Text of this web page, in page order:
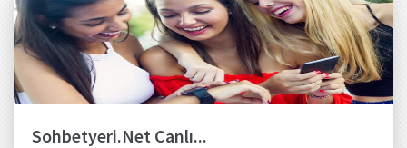
Sohbetyeri.Net Canlı...